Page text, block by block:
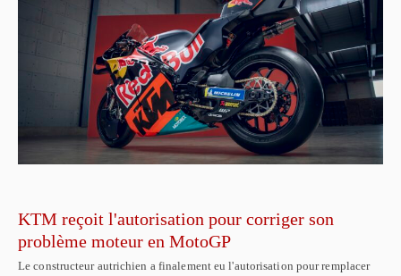
KTM reçoit l'autorisation pour corriger son
problème moteur en MotoGP
Le constructeur autrichien a finalement eu l'autorisation pour remplacer